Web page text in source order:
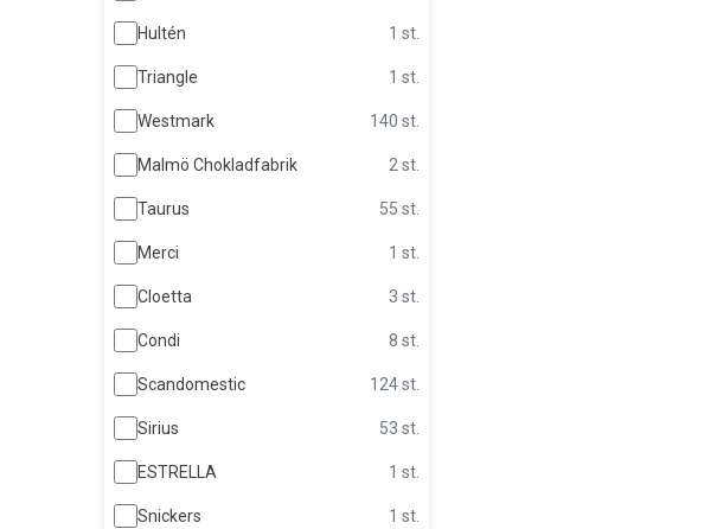
Hultén 1 st.
Triangle 1 st.
Westmark 140 st.
Malmö Chokladfabrik 2 st.
Taurus 55 st.
Merci 1 st.
Cloetta 3 st.
Condi 8 st.
Scandomestic 124 st.
Sirius 53 st.
ESTRELLA 1 st.
Snickers 1 st.